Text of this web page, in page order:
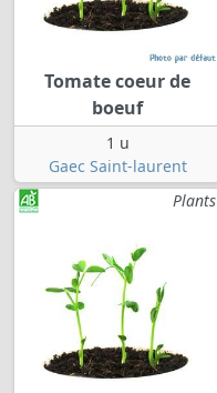
Tomate coeur de
boeuf
1 u
Gaec Saint-laurent
Plants